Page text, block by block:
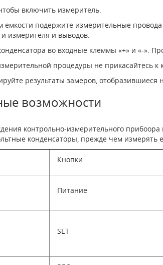
включить измеритель.
емкости подержите измерительные
измерителя и выводов.
во входные клеммы «+» и «-».
процедуры не прикасайтесь к
результаты замеров, отобразившиеся
возможности
контрольно-измерительного прибоора
конденсаторы, прежде чем измерять
Кнопки
Питание
SET